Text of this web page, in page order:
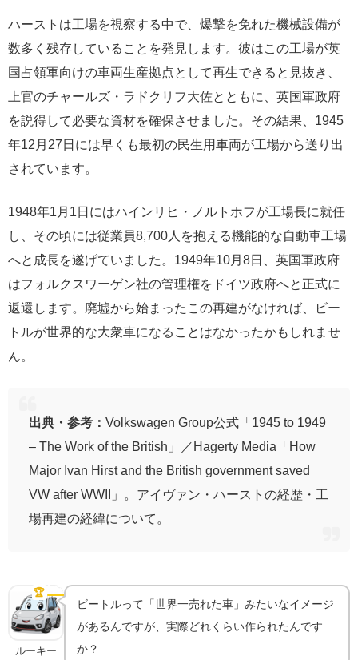
ハーストは工場を視察する中で、爆撃を免れた機械設備が
数多く残存していることを発見します。彼はこの工場が英
国占領軍向けの車両生産拠点として再生できると見抜き、
上官のチャールズ・ラドクリフ大佐とともに、英国軍政府
を説得して必要な資材を確保させました。その結果、1945
年12月27日には早くも最初の民生用車両が工場から送り出
されています。
1948年1月1日にはハインリヒ・ノルトホフが工場長に就任
し、その頃には従業員8,700人を抱える機能的な自動車工場
へと成長を遂げていました。1949年10月8日、英国軍政府
はフォルクスワーゲン社の管理権をドイツ政府へと正式に
返還します。廃墟から始まったこの再建がなければ、ビー
トルが世界的な大衆車になることはなかったかもしれませ
ん。
出典・参考： Volkswagen Group公式「1945 to 1949
– The Work of the British」／Hagerty Media「How
Major Ivan Hirst and the British government saved
VW after WWII」。アイヴァン・ハーストの経歴・工
場再建の経緯について。
🏆 記録的生産台数
2,152万台超え｜「20世紀最多生産」級の記録
ルーキー
ビートルって「世界一売れた車」みたいなイメージ
があるんですが、実際どれくらい作られたんです
か？